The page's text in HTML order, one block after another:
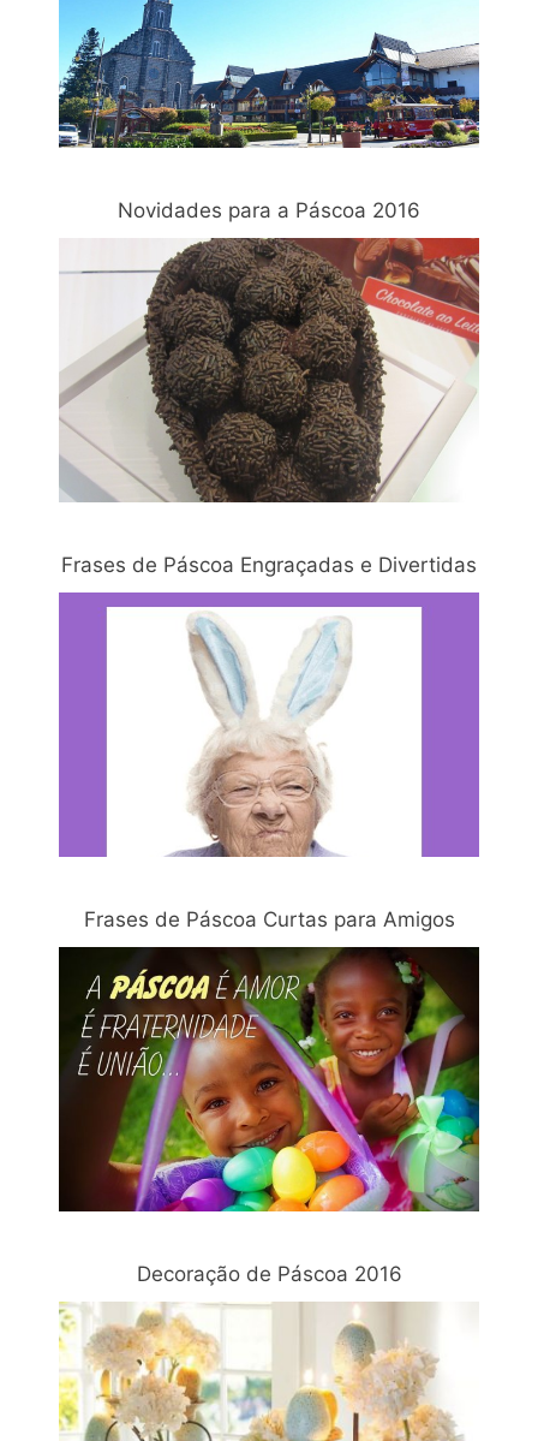
Novidades para a Páscoa 2016
Frases de Páscoa Engraçadas e Divertidas
Frases de Páscoa Curtas para Amigos
Decoração de Páscoa 2016